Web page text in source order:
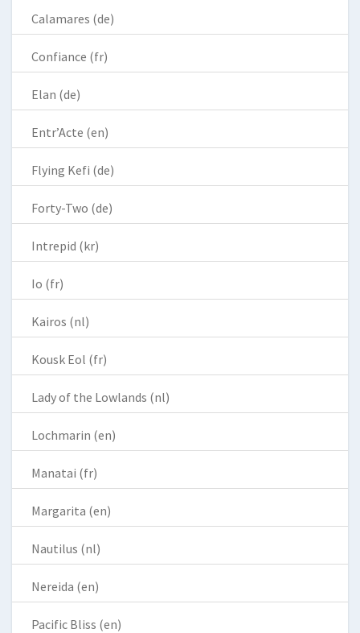
Calamares (de)
Confiance (fr)
Elan (de)
Entr’Acte (en)
Flying Kefi (de)
Forty-Two (de)
Intrepid (kr)
Io (fr)
Kairos (nl)
Kousk Eol (fr)
Lady of the Lowlands (nl)
Lochmarin (en)
Manatai (fr)
Margarita (en)
Nautilus (nl)
Nereida (en)
Pacific Bliss (en)